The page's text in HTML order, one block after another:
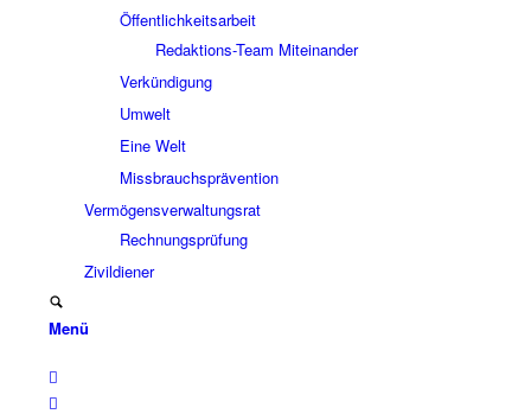
Öffentlichkeitsarbeit
Redaktions-Team Miteinander
Verkündigung
Umwelt
Eine Welt
Missbrauchsprävention
Vermögensverwaltungsrat
Rechnungsprüfung
Zivildiener
Menü